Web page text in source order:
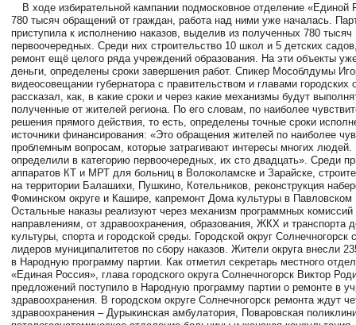
В ходе избирательной кампании подмосковное отделение «Единой
780 тысяч обращений от граждан, работа над ними уже началась.
приступила к исполнению наказов, выделив из полученных 780 тысяч
первоочередных. Среди них строительство 10 школ и 5 детских
ремонт ещё целого ряда учреждений образования. На эти объекты
деньги, определены сроки завершения работ. Спикер Мособлдумы
видеосовещании губернатора с правительством и главами городских
рассказал, как, в какие сроки и через какие механизмы будут
полученные от жителей региона. По его словам, по наиболее
решения прямого действия, то есть, определены точные сроки
источники финансирования: «Это обращения жителей по наиболее
проблемным вопросам, которые затрагивают интересы многих
определили в категорию первоочередных, их сто двадцать». Среди
аппаратов КТ и МРТ для больниц в Волоколамске и Зарайске,
на территории Балашихи, Пушкино, Котельников, реконструкция
Фоминском округе и Кашире, капремонт Дома культуры в Павловском
Остальные наказы реализуют через механизм программных комиссий
направлениям, от здравоохранения, образования, ЖКХ и транспорта
культуры, спорта и городской среды. Городской округ Солнечногорск
лидеров муниципалитетов по сбору наказов. Жители округа внесли
в Народную программу партии. Как отметил секретарь местного
«Единая Россия», глава городского округа Солнечногорск Виктор
предложений поступило в Народную программу партии о ремонте в
здравоохранения. В городском округе Солнечногорск ремонта ждут
здравоохранения – Дурыкинская амбулатория, Поваровская